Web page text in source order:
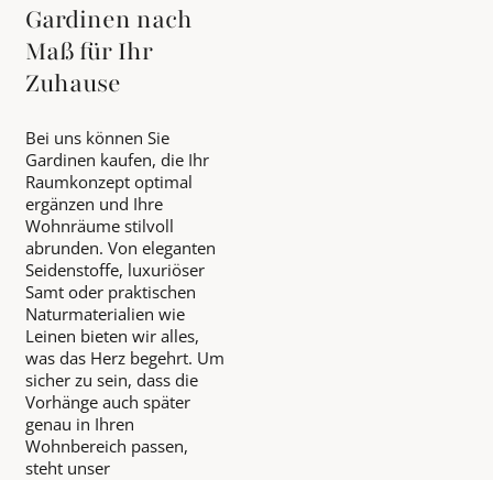
Gardinen nach
Maß für Ihr
Zuhause
Bei uns können Sie
Gardinen kaufen, die Ihr
Raumkonzept optimal
ergänzen und Ihre
Wohnräume stilvoll
abrunden. Von eleganten
Seidenstoffe, luxuriöser
Samt oder praktischen
Naturmaterialien wie
Leinen bieten wir alles,
was das Herz begehrt. Um
sicher zu sein, dass die
Vorhänge auch später
genau in Ihren
Wohnbereich passen,
steht unser